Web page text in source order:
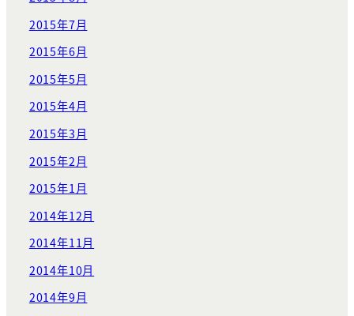
2015年7月
2015年6月
2015年5月
2015年4月
2015年3月
2015年2月
2015年1月
2014年12月
2014年11月
2014年10月
2014年9月